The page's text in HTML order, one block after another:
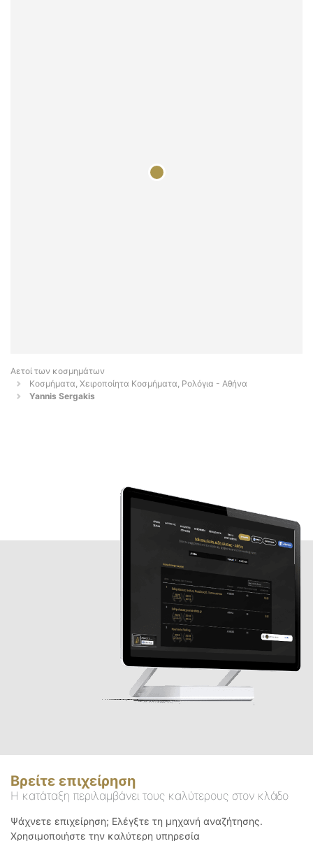
Αετοί των κοσμημάτων
Κοσμήματα, Χειροποίητα Κοσμήματα, Ρολόγια - Αθήνα
Yannis Sergakis
Βρείτε επιχείρηση
Η κατάταξη περιλαμβάνει τους καλύτερους στον κλάδο
Ψάχνετε επιχείρηση; Ελέγξτε τη μηχανή αναζήτησης.
Χρησιμοποιήστε την καλύτερη υπηρεσία